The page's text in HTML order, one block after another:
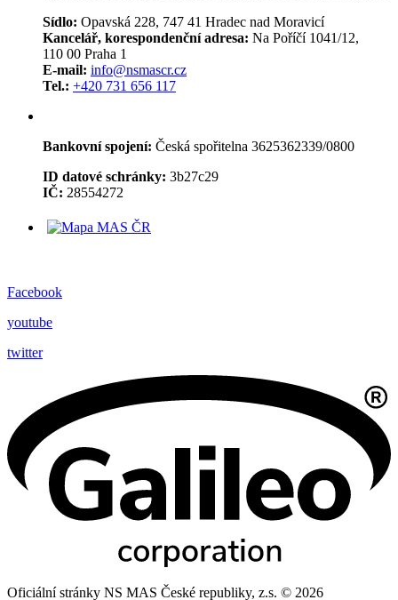
Sídlo: Opavská 228, 747 41 Hradec nad Moravicí
Kancelář, korespondenční adresa: Na Poříčí 1041/12,
110 00 Praha 1
E-mail: info@nsmascr.cz
Tel.: +420 731 656 117
Bankovní spojení: Česká spořitelna 3625362339/0800
ID datové schránky: 3b27c29
IČ: 28554272
Facebook
youtube
twitter
Oficiální stránky NS MAS České republiky, z.s. © 2026